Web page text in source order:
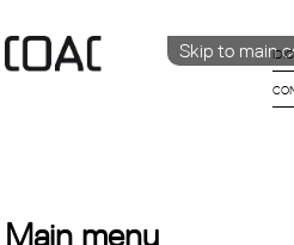
Skip to main
Main menu